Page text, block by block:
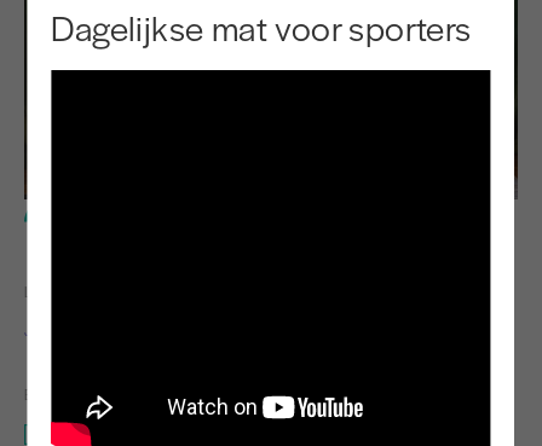
Dagelijkse mat voor sporters
LERAAR
Jennifer Kries
BENODIGDE APPARATUUR
Mat